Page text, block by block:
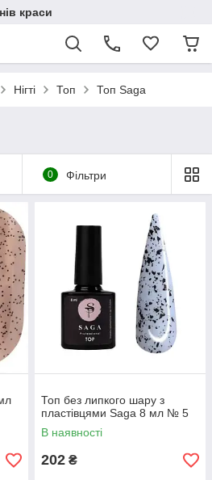
краси
Нігті Топ Топ Saga
0 Фільтри
Топ без липкого шару з
пластівцями Saga 8 мл № 5
В наявності
202 ₴